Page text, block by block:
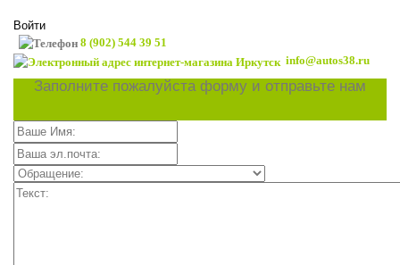
Войти
8 (902) 544 39 51
info@autos38.ru
Заполните пожалуйста форму и отправьте нам